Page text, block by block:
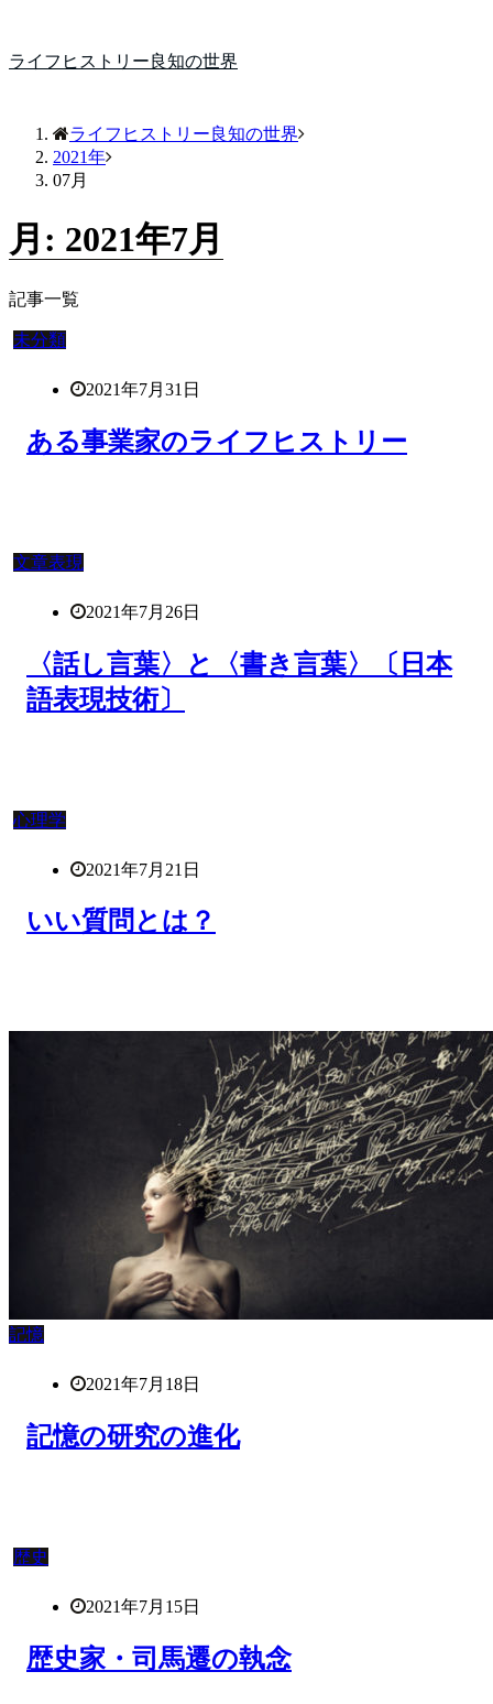
ライフヒストリー良知の世界
ライフヒストリー良知の世界
2021年
07月
月: 2021年7月
記事一覧
未分類
2021年7月31日
ある事業家のライフヒストリー
文章表現
2021年7月26日
〈話し言葉〉と〈書き言葉〉〔日本
語表現技術〕
心理学
2021年7月21日
いい質問とは？
記憶
2021年7月18日
記憶の研究の進化
歴史
2021年7月15日
歴史家・司馬遷の執念